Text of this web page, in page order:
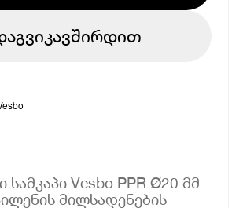
სამკაპი Vesbo PPR Ø20 მმ
მილსადენების